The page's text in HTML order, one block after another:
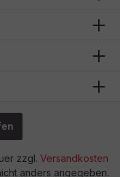
zzgl. Versandkosten
anders angegeben.